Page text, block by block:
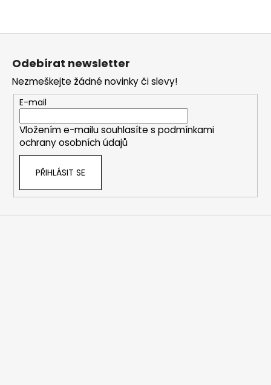
Z
Odebírat newsletter
Nezmeškejte žádné novinky či slevy!
E-mail
Vložením e-mailu souhlasíte s podmínkami
ochrany osobních údajů
PŘIHLÁSIT SE